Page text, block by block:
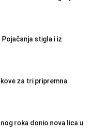
Pojačanja stigla i iz
za tri pripremna
roka donio nova lica u